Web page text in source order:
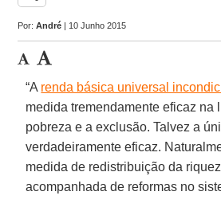
Por:André | 10 Junho 2015
“A renda básica universal
medida tremendamente eficaz na
pobreza e a exclusão. Talvez a
verdadeiramente eficaz.
medida de redistribuição da
acompanhada de reformas no